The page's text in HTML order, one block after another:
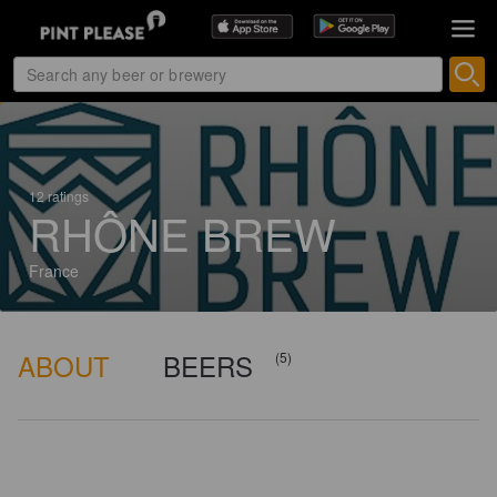
12 ratings
RHÔNE BREW
France
ABOUT BEERS (5)